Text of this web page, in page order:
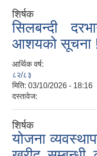
शिर्षक
सिलबन्दी
आशयको सूचना
आर्थिक वर्ष:
८२/८३
मिति: 03/10/2026 - 18:16
दस्तावेज:
शिर्षक
योजना